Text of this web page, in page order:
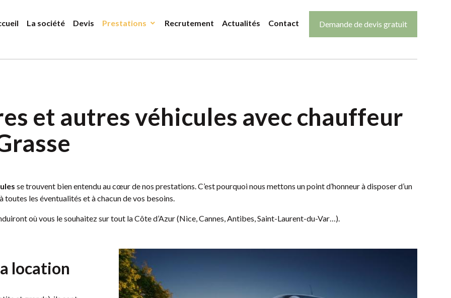
La société Devis Prestations Recrutement Actualités Contact Demande de devis gratuit
pin_drop
117 Rte du Bar,
access_time
et autres véhicules avec chauffeur
se trouvent bien entendu au cœur de nos prestations. C’est pourquoi nous mettons un point d’honneur à disposer d’un
les éventualités et à chacun de vos besoins.
où vous le souhaitez sur tout la Côte d’Azur (Nice, Cannes, Antibes, Saint-Laurent-du-Var…).
location